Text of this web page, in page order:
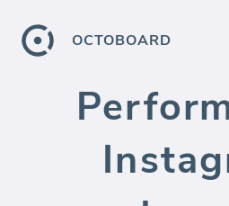
OCTOBOARD